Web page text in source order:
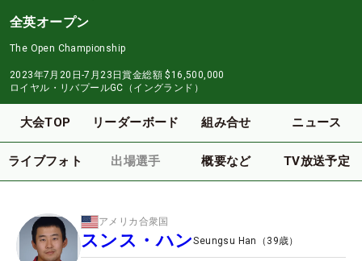
全英オープン
The Open Championship
2023年7月20日-7月23日賞金総額 $16,500,000
ロイヤル・リバプールGC（イングランド）
大会TOP リーダーボード 組み合せ ニュース
ライブフォト 出場選手 概要など TV放送予定
アメリカ合衆国
スンス・ハンSeungsu Han （ 39歳）